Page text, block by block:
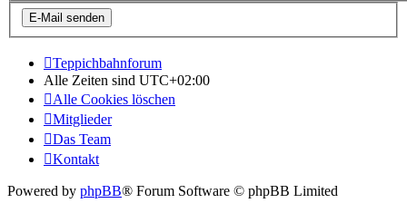
Teppichbahnforum
Alle Zeiten sind UTC+02:00
Alle Cookies löschen
Mitglieder
Das Team
Kontakt
Powered by phpBB® Forum Software © phpBB Limited